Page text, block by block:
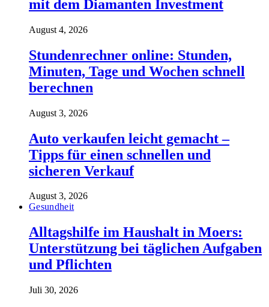
mit dem Diamanten Investment
August 4, 2026
Stundenrechner online: Stunden,
Minuten, Tage und Wochen schnell
berechnen
August 3, 2026
Auto verkaufen leicht gemacht –
Tipps für einen schnellen und
sicheren Verkauf
August 3, 2026
Gesundheit
Alltagshilfe im Haushalt in Moers:
Unterstützung bei täglichen Aufgaben
und Pflichten
Juli 30, 2026